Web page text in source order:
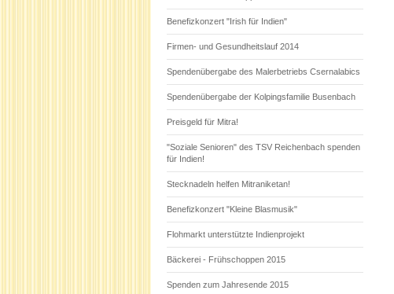
Benefizkonzert "Irish für Indien"
Firmen- und Gesundheitslauf 2014
Spendenübergabe des Malerbetriebs Csernalabics
Spendenübergabe der Kolpingsfamilie Busenbach
Preisgeld für Mitra!
"Soziale Senioren" des TSV Reichenbach spenden
für Indien!
Stecknadeln helfen Mitraniketan!
Benefizkonzert "Kleine Blasmusik"
Flohmarkt unterstützte Indienprojekt
Bäckerei - Frühschoppen 2015
Spenden zum Jahresende 2015